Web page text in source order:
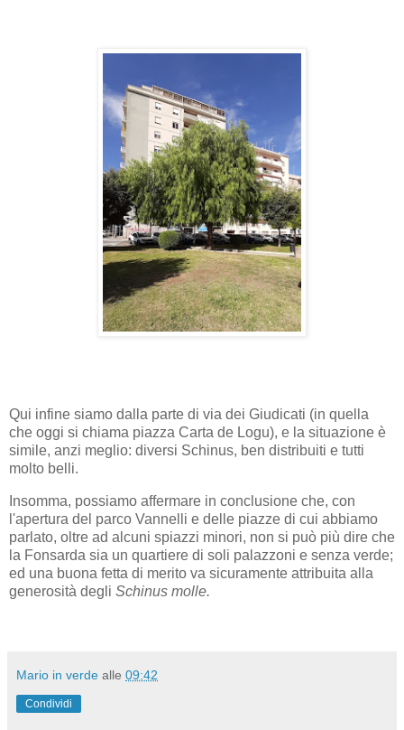
Qui infine siamo dalla parte di via dei Giudicati (in quella
che oggi si chiama piazza Carta de Logu), e la situazione è
simile, anzi meglio: diversi Schinus, ben distribuiti e tutti
molto belli.
Insomma, possiamo affermare in conclusione che, con
l'apertura del parco Vannelli e delle piazze di cui abbiamo
parlato, oltre ad alcuni spiazzi minori, non si può più dire che
la Fonsarda sia un quartiere di soli palazzoni e senza verde;
ed una buona fetta di merito va sicuramente attribuita alla
generosità degli Schinus molle.
Mario in verde alle 09:42
Condividi